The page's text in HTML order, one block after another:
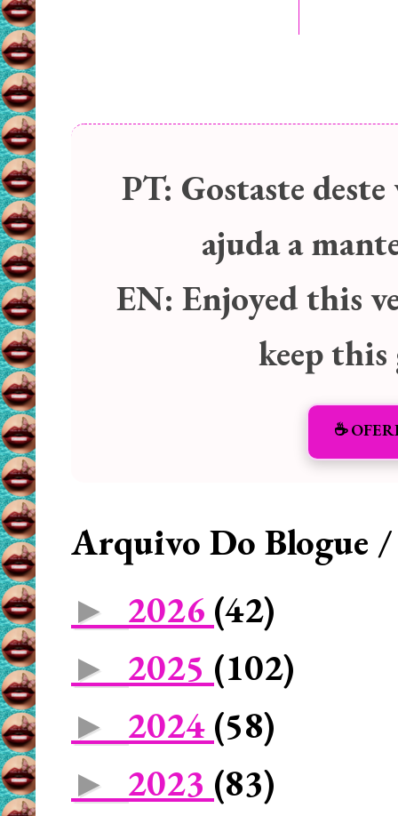
PT: Gostaste
ajuda a
EN: Enjoyed this
keep
☕️
Arquivo Do Blogue
► 2026 (42)
► 2025 (102)
► 2024 (58)
► 2023 (83)